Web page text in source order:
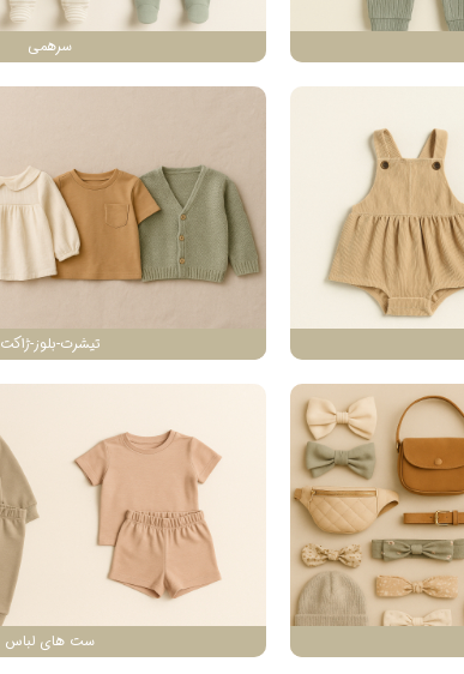
سرهمی
تیشرت-بلوز-ژاکت
ست های لباس